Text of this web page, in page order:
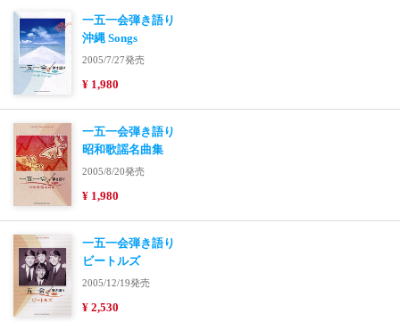
一五一会弾き語り
沖縄 Songs
2005/7/27発売
¥ 1,980
一五一会弾き語り
昭和歌謡名曲集
2005/8/20発売
¥ 1,980
一五一会弾き語り
ビートルズ
2005/12/19発売
¥ 2,530